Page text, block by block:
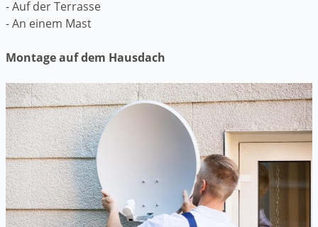
- Auf der Terrasse
- An einem Mast
Montage auf dem Hausdach